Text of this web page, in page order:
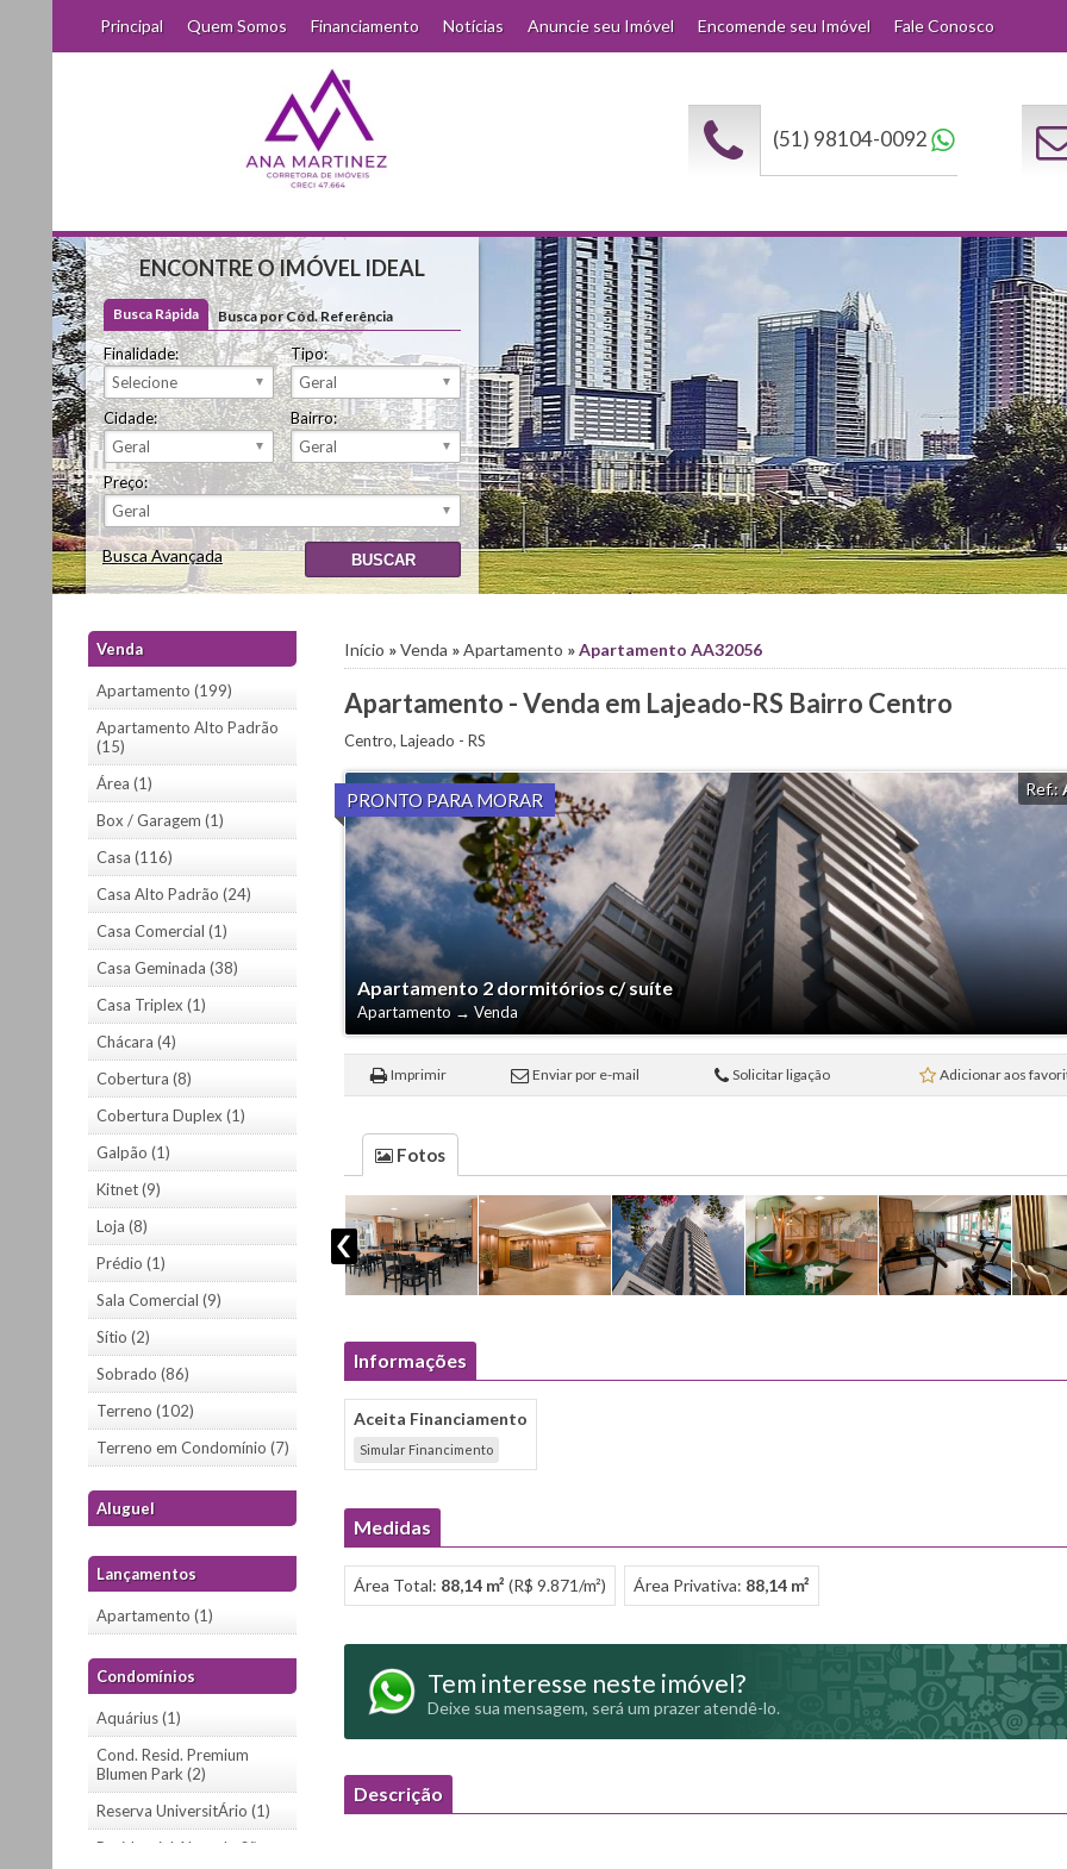
Principal Quem Somos Financiamento Notícias Anuncie seu Imóvel Encomende seu Imóvel Fale Conosco
(51) 98104-0092
ENCONTRE O IMÓVEL IDEAL
Busca Rápida Busca por Cód. Referência
Finalidade: Tipo:
Cidade: Bairro:
Preço:
Busca Avançada
Início » Venda » Apartamento » Apartamento AA32056
Apartamento - Venda em Lajeado-RS Bairro Centro
Centro, Lajeado - RS
PRONTO PARA MORAR
Apartamento 2 dormitórios c/ suíte
Apartamento → Venda
Ref.:
Imprimir Enviar por e-mail Solicitar ligação Adicionar aos
Fotos
Informações
Aceita Financiamento
Simular Financimento
Medidas
Área Total: 88,14 m² (R$ 9.871/m²) Área Privativa: 88,14 m²
Tem interesse neste imóvel?
Deixe sua mensagem, será um prazer atendê-lo.
Descrição
Venda
Apartamento (199)
Apartamento Alto Padrão
(15)
Área (1)
Box / Garagem (1)
Casa (116)
Casa Alto Padrão (24)
Casa Comercial (1)
Casa Geminada (38)
Casa Triplex (1)
Chácara (4)
Cobertura (8)
Cobertura Duplex (1)
Galpão (1)
Kitnet (9)
Loja (8)
Prédio (1)
Sala Comercial (9)
Sítio (2)
Sobrado (86)
Terreno (102)
Terreno em Condomínio (7)
Aluguel
Lançamentos
Apartamento (1)
Condomínios
Aquárius (1)
Cond. Resid. Premium
Blumen Park (2)
Reserva UniversitÁrio (1)
Residencial Altos do São